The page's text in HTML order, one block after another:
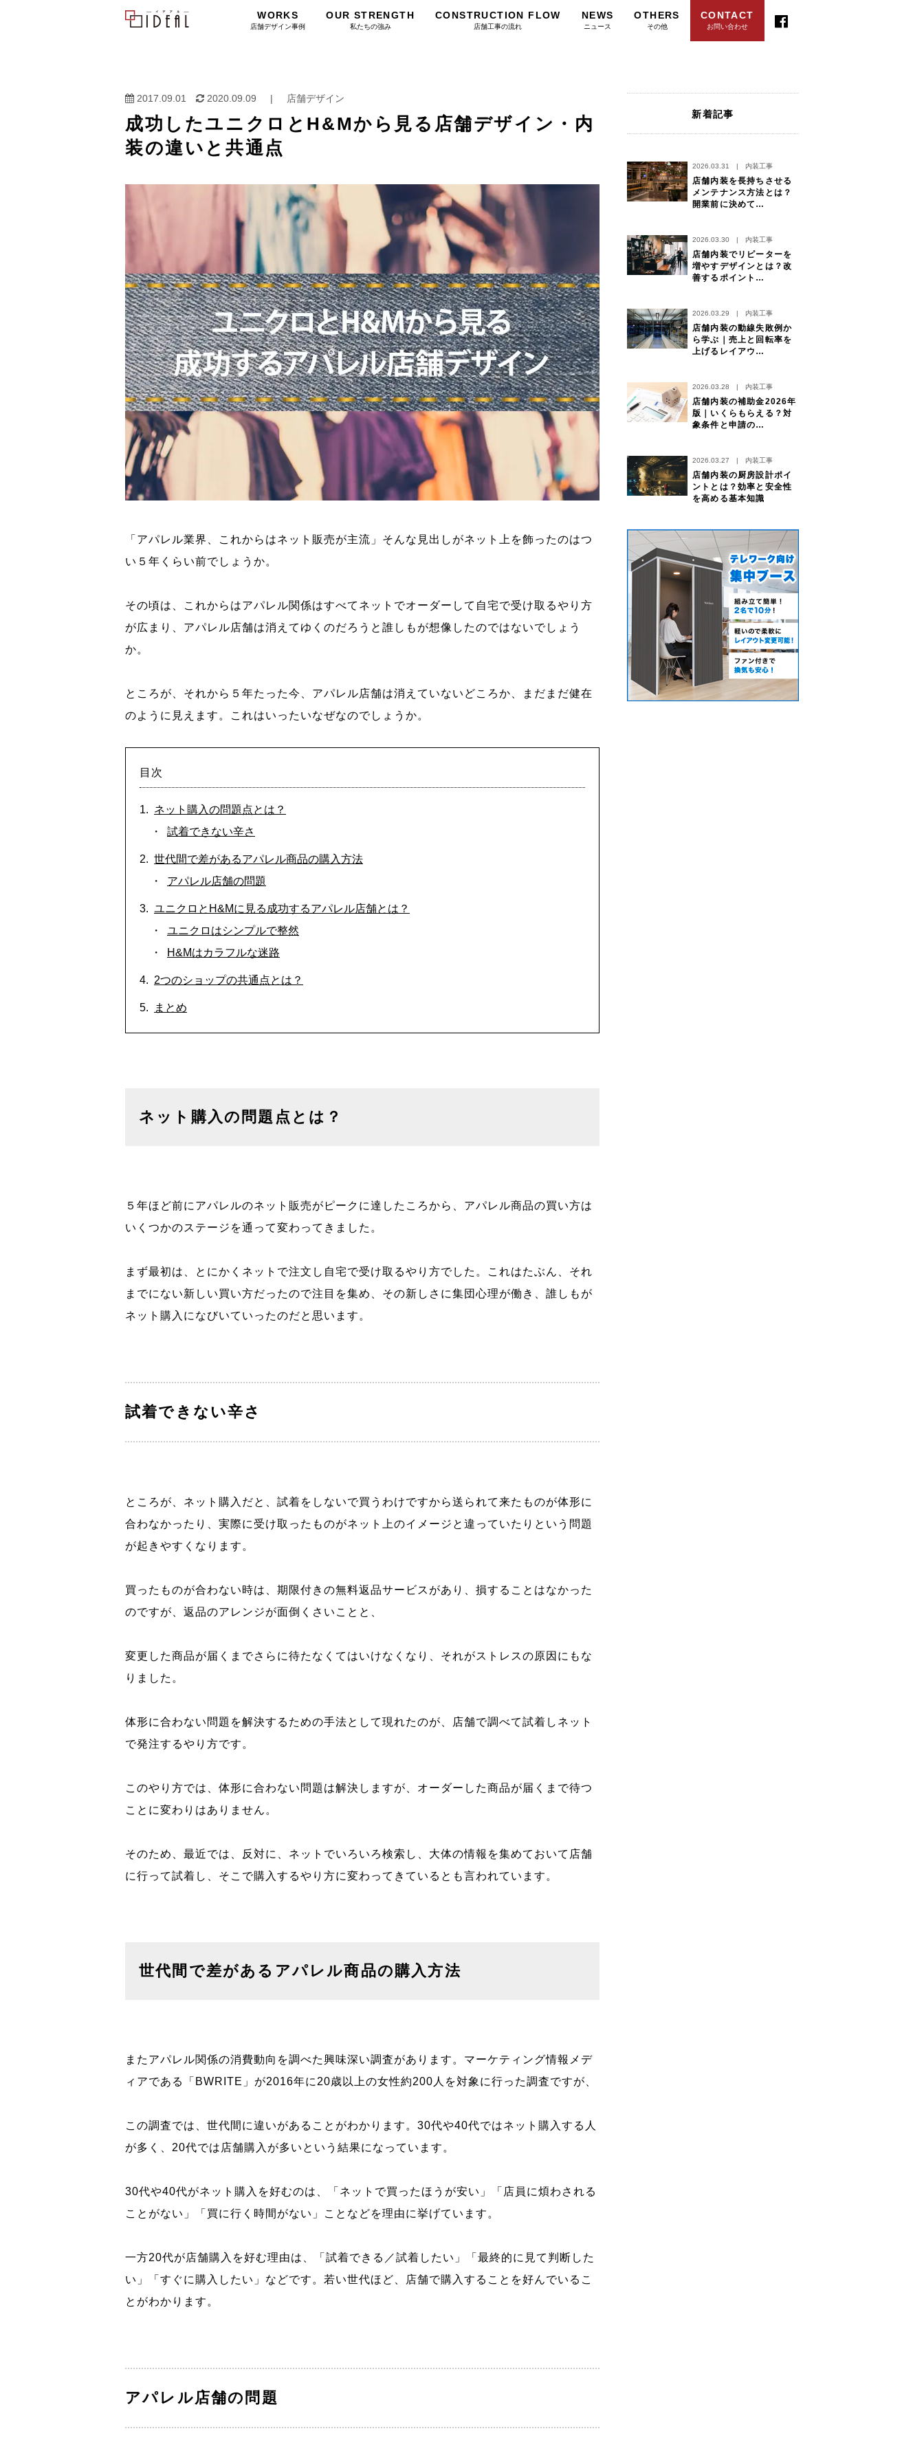
WORKS
店舗デザイン事例
OUR STRENGTH
私たちの強み
CONSTRUCTION FLOW
店舗工事の流れ
NEWS
ニュース
OTHERS
その他
CONTACT
お問い合わせ
2017.09.01 2020.09.09 | 店舗デザイン
成功したユニクロとH&Mから見る店舗デザイン・内
装の違いと共通点
「アパレル業界、これからはネット販売が主流」そんな見出しがネット上を飾ったのはつ
い５年くらい前でしょうか。
その頃は、これからはアパレル関係はすべてネットでオーダーして自宅で受け取るやり方
が広まり、アパレル店舗は消えてゆくのだろうと誰しもが想像したのではないでしょう
か。
ところが、それから５年たった今、アパレル店舗は消えていないどころか、まだまだ健在
のように見えます。これはいったいなぜなのでしょうか。
目次
ネット購入の問題点とは？
試着できない辛さ
世代間で差があるアパレル商品の購入方法
アパレル店舗の問題
ユニクロとH&Mに見る成功するアパレル店舗とは？
ユニクロはシンプルで整然
H&Mはカラフルな迷路
2つのショップの共通点とは？
まとめ
ネット購入の問題点とは？
５年ほど前にアパレルのネット販売がピークに達したころから、アパレル商品の買い方は
いくつかのステージを通って変わってきました。
まず最初は、とにかくネットで注文し自宅で受け取るやり方でした。これはたぶん、それ
までにない新しい買い方だったので注目を集め、その新しさに集団心理が働き、誰しもが
ネット購入になびいていったのだと思います。
試着できない辛さ
ところが、ネット購入だと、試着をしないで買うわけですから送られて来たものが体形に
合わなかったり、実際に受け取ったものがネット上のイメージと違っていたりという問題
が起きやすくなります。
買ったものが合わない時は、期限付きの無料返品サービスがあり、損することはなかった
のですが、返品のアレンジが面倒くさいことと、
変更した商品が届くまでさらに待たなくてはいけなくなり、それがストレスの原因にもな
りました。
体形に合わない問題を解決するための手法として現れたのが、店舗で調べて試着しネット
で発注するやり方です。
このやり方では、体形に合わない問題は解決しますが、オーダーした商品が届くまで待つ
ことに変わりはありません。
そのため、最近では、反対に、ネットでいろいろ検索し、大体の情報を集めておいて店舗
に行って試着し、そこで購入するやり方に変わってきているとも言われています。
世代間で差があるアパレル商品の購入方法
またアパレル関係の消費動向を調べた興味深い調査があります。マーケティング情報メデ
ィアである「BWRITE」が2016年に20歳以上の女性約200人を対象に行った調査ですが、
この調査では、世代間に違いがあることがわかります。30代や40代ではネット購入する人
が多く、20代では店舗購入が多いという結果になっています。
30代や40代がネット購入を好むのは、「ネットで買ったほうが安い」「店員に煩わされる
ことがない」「買に行く時間がない」ことなどを理由に挙げています。
一方20代が店舗購入を好む理由は、「試着できる／試着したい」「最終的に見て判断した
い」「すぐに購入したい」などです。若い世代ほど、店舗で購入することを好んでいるこ
とがわかります。
アパレル店舗の問題
新着記事
2026.03.31 | 内装工事
店舗内装を長持ちさせる
メンテナンス方法とは？
開業前に決めて…
2026.03.30 | 内装工事
店舗内装でリピーターを
増やすデザインとは？改
善するポイント…
2026.03.29 | 内装工事
店舗内装の動線失敗例か
ら学ぶ｜売上と回転率を
上げるレイアウ…
2026.03.28 | 内装工事
店舗内装の補助金2026年
版｜いくらもらえる？対
象条件と申請の…
2026.03.27 | 内装工事
店舗内装の厨房設計ポイ
ントとは？効率と安全性
を高める基本知識